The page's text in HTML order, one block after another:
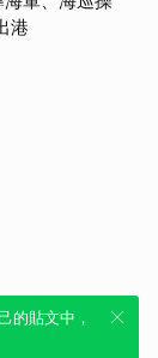
港
發布貼
的貼文中，